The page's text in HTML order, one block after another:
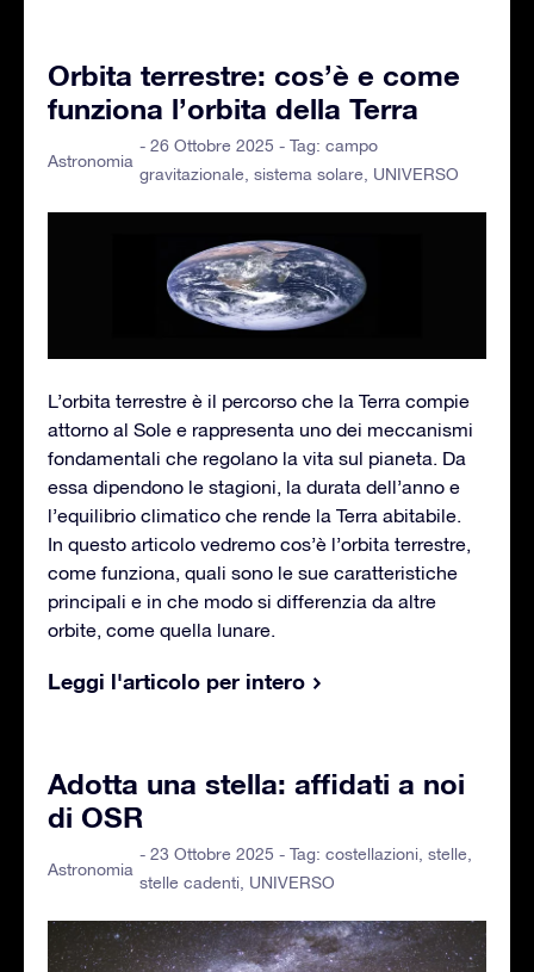
Orbita terrestre: cos’è e come
funziona l’orbita della Terra
Astronomia
- 26 Ottobre 2025 - Tag: campo
gravitazionale, sistema solare, UNIVERSO
L’orbita terrestre è il percorso che la Terra compie
attorno al Sole e rappresenta uno dei meccanismi
fondamentali che regolano la vita sul pianeta. Da
essa dipendono le stagioni, la durata dell’anno e
l’equilibrio climatico che rende la Terra abitabile.
In questo articolo vedremo cos’è l’orbita terrestre,
come funziona, quali sono le sue caratteristiche
principali e in che modo si differenzia da altre
orbite, come quella lunare.
Leggi l'articolo per intero
Adotta una stella: affidati a noi
di OSR
Astronomia
- 23 Ottobre 2025 - Tag: costellazioni, stelle,
stelle cadenti, UNIVERSO